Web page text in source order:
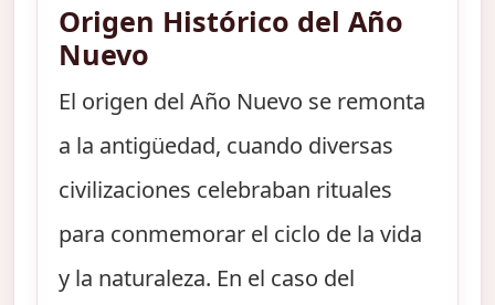
Origen Histórico del Año
Nuevo
El origen del Año Nuevo se remonta
a la antigüedad, cuando diversas
civilizaciones celebraban rituales
para conmemorar el ciclo de la vida
y la naturaleza. En el caso del